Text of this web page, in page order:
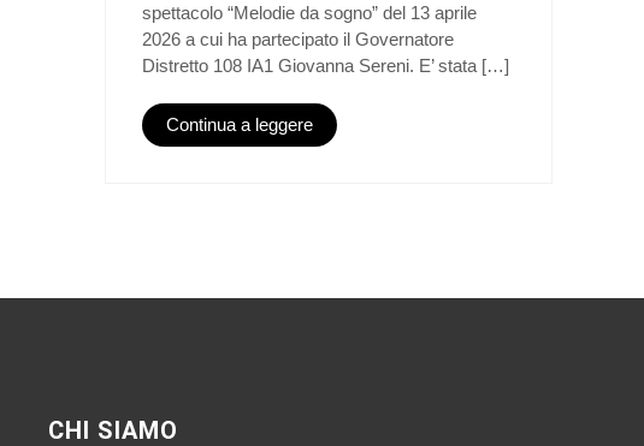
spettacolo “Melodie da sogno” del 13 aprile
2026 a cui ha partecipato il Governatore
Distretto 108 IA1 Giovanna Sereni. E’ stata […]
Continua a leggere
CHI SIAMO